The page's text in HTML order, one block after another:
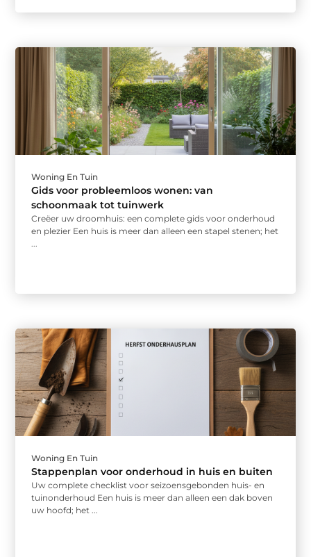
Woning En Tuin
Gids voor probleemloos wonen: van
schoonmaak tot tuinwerk
Creëer uw droomhuis: een complete gids voor onderhoud
en plezier Een huis is meer dan alleen een stapel stenen; het
...
Woning En Tuin
Stappenplan voor onderhoud in huis en buiten
Uw complete checklist voor seizoensgebonden huis- en
tuinonderhoud Een huis is meer dan alleen een dak boven
uw hoofd; het ...